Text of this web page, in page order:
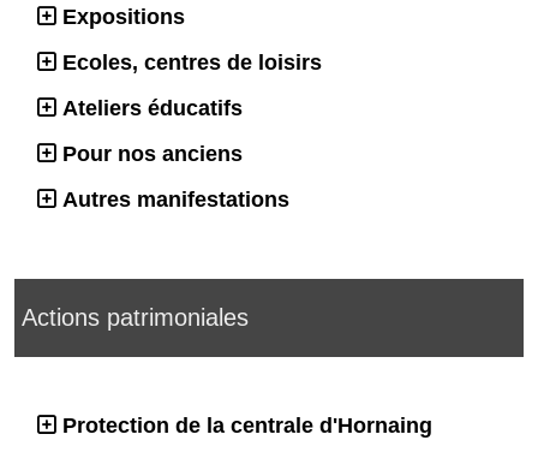
Expositions
Ecoles, centres de loisirs
Ateliers éducatifs
Pour nos anciens
Autres manifestations
Actions patrimoniales
Protection de la centrale d'Hornaing